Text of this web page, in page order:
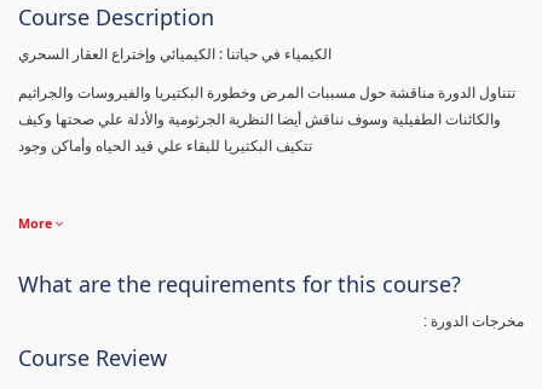
Course Description
الكيمياء في حياتنا : الكيميائي وإختراع العقار السحري
تتناول الدورة مناقشة حول مسببات المرض وخطورة البكتيريا والفيروسات والجراثيم
والكائنات الطفيلية وسوف نناقش أيضا النظرية الجرثومية والأدلة علي صحتها وكيف
تتكيف البكتيريا للبقاء علي قيد الحياه وأماكن وجود
More
What are the requirements for this course?
مخرجات الدورة :
Course Review